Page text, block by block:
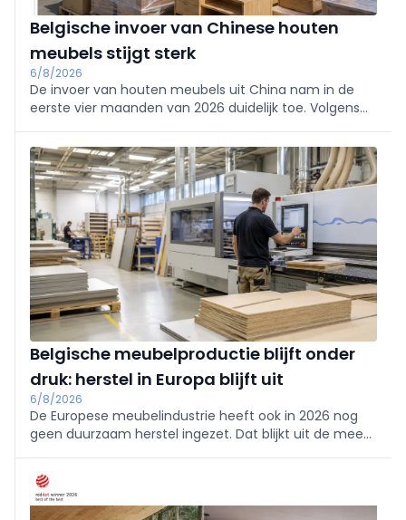
Belgische invoer van Chinese houten
meubels stijgt sterk
6/8/2026
De invoer van houten meubels uit China nam in de
eerste vier maanden van 2026 duidelijk toe. Volgens
naar de EU-27 en het Verenigd Koninkrijk samen met
23,5% tot 741.500 ton.
Belgische meubelproductie blijft onder
druk: herstel in Europa blijft uit
6/8/2026
De Europese meubelindustrie heeft ook in 2026 nog
geen duurzaam herstel ingezet. Dat blijkt uit de meest
werden gepubliceerd.